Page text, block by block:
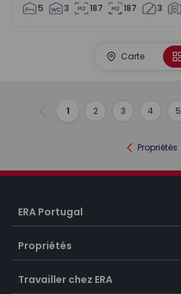
5 3 187 187 3
Carte
Précédent
1 2 3 4 5
Propriétés
ERA Portugal
Propriétés
Travailler chez ERA